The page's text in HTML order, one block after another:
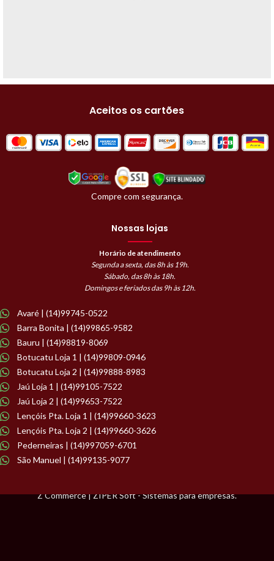
Aceitos os cartões
Compre com segurança.
Nossas lojas
Horário de atendimento
Segunda a sexta, das 8h às 19h.
Sábado, das 8h às 18h.
Domingos e feriados das 9h às 12h.
Avaré | (14)99745-0522
Barra Bonita | (14)99865-9582
Bauru | (14)98819-8069
Botucatu Loja 1 | (14)99809-0946
Botucatu Loja 2 | (14)99888-8983
Jaú Loja 1 | (14)99105-7522
Jaú Loja 2 | (14)99653-7522
Lençóis Pta. Loja 1 | (14)99660-3623
Lençóis Pta. Loja 2 | (14)99660-3626
Pederneiras | (14)997059-6701
São Manuel | (14)99135-9077
Z Commerce | ZIPER Soft - Sistemas para empresas.